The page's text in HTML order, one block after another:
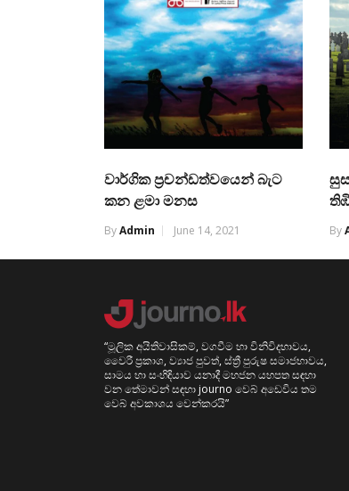
වාර්ගික ප්‍රචන්ඩත්වයෙන් බැට
කන ළමා මනස
ByAdmin June 14, 2021
By
“මූලික අයිතිවාසිකම්, වගවීම හා විනිවිදභාවය,
වෛරී ප්‍රකාශ, ව්‍යාජ පුවත්, ස්ත්‍රී පුරුෂ සමාජභාවය,
සාමය හා සංහිඳියාව යනාදී මහජන යහපත සඳහා
වන තේමාවන් සඳහා journo වෙබ් අඩෙවිය තම
වෙබ් අවකාශය වෙන්කරයි”